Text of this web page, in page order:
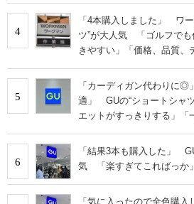
4
「4本購入しました」 ワ
ツ”が大人気 「ゴルフでも
きやすい」「価格、品質、
5
「カーディガン代わりに◎
適」 GUの“ショートシャ
エットがすっきりする」「
6
「結果3本も購入した」
気 「楽すぎてこればっか
「気に入ったので全色購